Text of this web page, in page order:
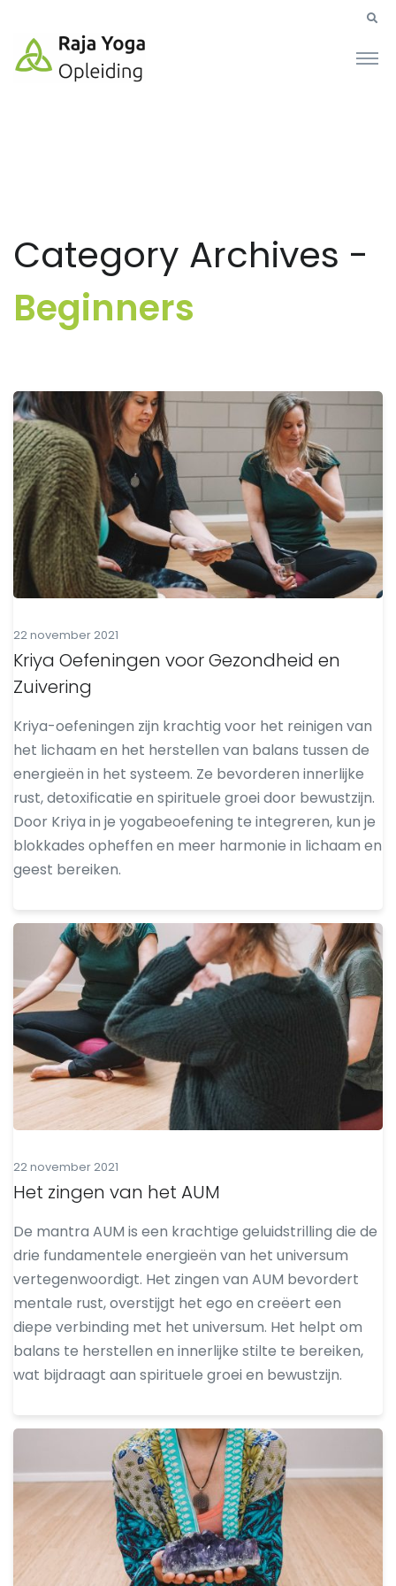
Category Archives -
Beginners
22 november 2021
Kriya Oefeningen voor Gezondheid en
Zuivering
Kriya-oefeningen zijn krachtig voor het reinigen van
het lichaam en het herstellen van balans tussen de
energieën in het systeem. Ze bevorderen innerlijke
rust, detoxificatie en spirituele groei door bewustzijn.
Door Kriya in je yogabeoefening te integreren, kun je
blokkades opheffen en meer harmonie in lichaam en
geest bereiken.
22 november 2021
Het zingen van het AUM
De mantra AUM is een krachtige geluidstrilling die de
drie fundamentele energieën van het universum
vertegenwoordigt. Het zingen van AUM bevordert
mentale rust, overstijgt het ego en creëert een
diepe verbinding met het universum. Het helpt om
balans te herstellen en innerlijke stilte te bereiken,
wat bijdraagt aan spirituele groei en bewustzijn.